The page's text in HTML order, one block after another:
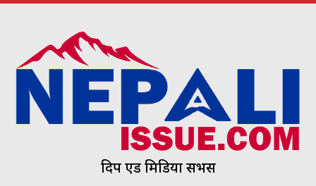
दिप एड मिडिया सर्भिस